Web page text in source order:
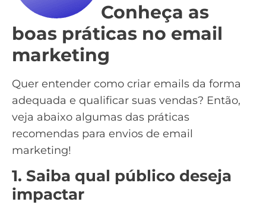
Conheça as
boas práticas no email
marketing
Quer entender como criar emails da forma
adequada e qualificar suas vendas? Então,
veja abaixo algumas das práticas
recomendas para envios de email
marketing!
1. Saiba qual público deseja
impactar